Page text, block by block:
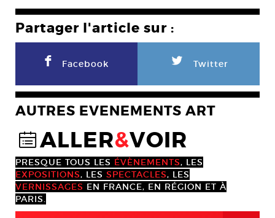
Partager l'article sur :
F Facebook L Twitter
AUTRES EVENEMENTS ART
@ALLER&VOIR
PRESQUE TOUS LES ÉVÈNEMENTS, LES
EXPOSITIONS, LES SPECTACLES, LES
VERNISSAGES EN FRANCE, EN RÉGION ET À
PARIS.